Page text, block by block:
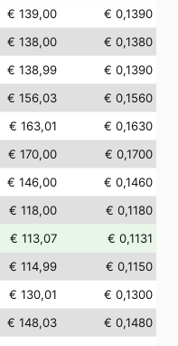
€ 139,00
€ 0,1390
€ 138,00
€ 0,1380
€ 138,99
€ 0,1390
€ 156,03
€ 0,1560
€ 163,01
€ 0,1630
€ 170,00
€ 0,1700
€ 146,00
€ 0,1460
€ 118,00
€ 0,1180
€ 113,07
€ 0,1131
€ 114,99
€ 0,1150
€ 130,01
€ 0,1300
€ 148,03
€ 0,1480